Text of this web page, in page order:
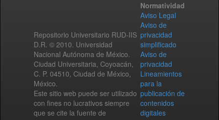
Repositorio Universitario RUD-IIS
D.R. © 2010. Universidad
Nacional Autónoma de México.
Ciudad Universitaria, Coyoacán,
C. P. 04510, Ciudad de México,
México.
Este sitio web puede ser utilizado
con fines no lucrativos siempre
que se cite la fuente de
Normatividad
Aviso Legal
Aviso de
privacidad
simplificado
Aviso de
privacidad
Lineamientos
para la
publicación de
contenidos
digitales